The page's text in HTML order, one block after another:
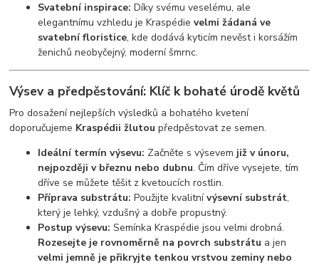
Svatební inspirace: Díky svému veselému, ale
elegantnímu vzhledu je Kraspédievelmi žádaná ve
svatební floristice, kde dodává kyticím nevěst i korsážím
ženichů neobyčejný, moderní šmrnc.
Výsev a předpěstování: Klíč k bohaté úrodě květů
Pro dosažení nejlepších výsledků a bohatého kvetení
doporučujeme Kraspédii žlutou předpěstovat ze semen.
Ideální termín výsevu: Začněte s výsevem již v únoru,
nejpozději v březnu nebo dubnu. Čím dříve vysejete, tím
dříve se můžete těšit z kvetoucích rostlin.
Příprava substrátu: Použijte kvalitnívýsevní substrát,
který je lehký, vzdušný a dobře propustný.
Postup výsevu: Semínka Kraspédie jsou velmi drobná.
Rozesejte je rovnoměrně na povrch substrátu a jen
velmi jemně je přikryjte tenkou vrstvou zeminy nebo